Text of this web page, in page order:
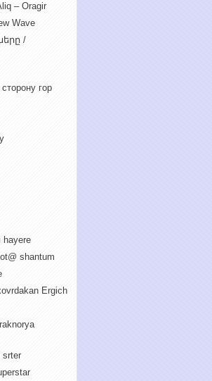
– Oragir
Wave
/
гор
shantum
Ergich